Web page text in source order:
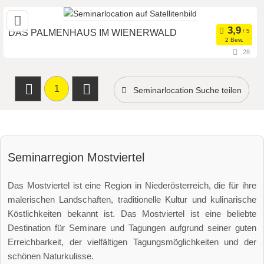
Art der Location Seminarteilnehmer
DAS PALMENHAUS IM WIENERWALD
2 Bew.
Art der Location Seminarteilnehmer
28
1 Seminarlocation Suche teilen
Seminarregion Mostviertel
Das Mostviertel ist eine Region in Niederösterreich, die für ihre
malerischen Landschaften, traditionelle Kultur und kulinarische
Köstlichkeiten bekannt ist. Das Mostviertel ist eine beliebte
Destination für Seminare und Tagungen aufgrund seiner guten
Erreichbarkeit, der vielfältigen Tagungsmöglichkeiten und der
schönen Naturkulisse.